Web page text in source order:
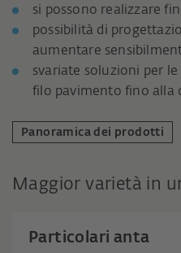
si possono realizzare
possibilità di
aumentare
svariate soluzioni per
filo pavimento fino alla
Panoramica dei prodotti
Maggior varietà in
Particolari anta